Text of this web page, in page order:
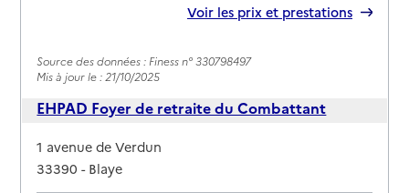
Voir les prix et prestations
Source des données : Finess n° 330798497
Mis à jour le : 21/10/2025
EHPAD Foyer de retraite du Combattant
Adresse
1 avenue de Verdun
33390-Blaye